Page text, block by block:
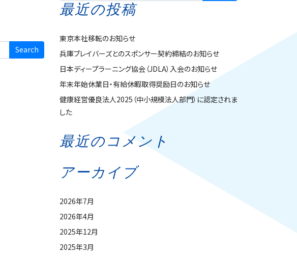
最近の投稿
東京本社移転のお知らせ
兵庫ブレイバーズとのスポンサー契約締結のお知らせ
日本ディープラーニング協会（JDLA）入会のお知らせ
年末年始休業日・有給休暇取得奨励日のお知らせ
健康経営優良法人2025（中小規模法人部門）に認定されま
した
最近のコメント
アーカイブ
2026年7月
2026年4月
2025年12月
2025年3月